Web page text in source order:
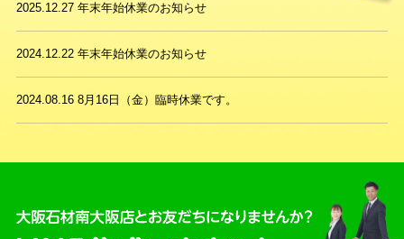
2025.12.27 年末年始休業のお知らせ
2024.12.22 年末年始休業のお知らせ
2024.08.16 8月16日（金）臨時休業です。